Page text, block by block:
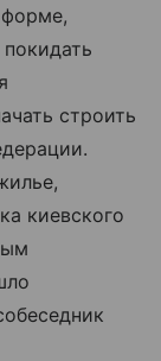
строить
киевского